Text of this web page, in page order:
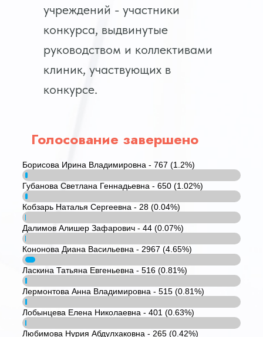
учреждений - участники
конкурса, выдвинутые
руководством и коллективами
клиник, участвующих в
конкурсе.